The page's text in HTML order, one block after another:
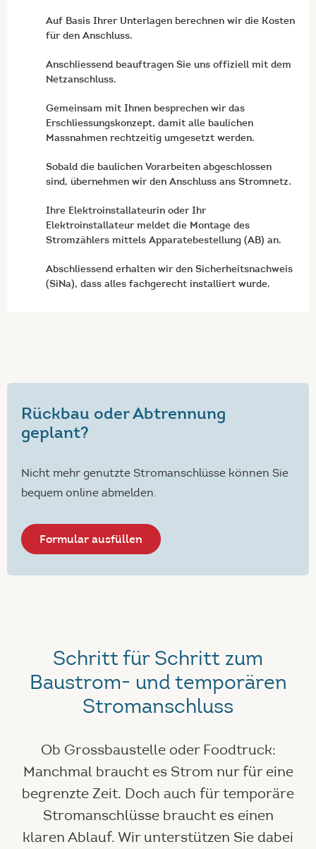
Auf Basis Ihrer Unterlagen berechnen wir die Kosten
für den Anschluss.
Anschliessend beauftragen Sie uns offiziell mit dem
Netzanschluss.
Gemeinsam mit Ihnen besprechen wir das
Erschliessungskonzept, damit alle baulichen
Massnahmen rechtzeitig umgesetzt werden.
Sobald die baulichen Vorarbeiten abgeschlossen
sind, übernehmen wir den Anschluss ans Stromnetz.
Ihre Elektroinstallateurin oder Ihr
Elektroinstallateur meldet die Montage des
Stromzählers mittels Apparatebestellung (AB) an.
Abschliessend erhalten wir den Sicherheitsnachweis
(SiNa), dass alles fachgerecht installiert wurde.
Rückbau oder Abtrennung
geplant?
Nicht mehr genutzte Stromanschlüsse können Sie
bequem online abmelden
Formular ausfüllen
Schritt für Schritt zum
Baustrom- und temporären
Stromanschluss
Ob Grossbaustelle oder Foodtruck:
Manchmal braucht es Strom nur für eine
begrenzte Zeit. Doch auch für temporäre
Stromanschlüsse braucht es einen
klaren Ablauf. Wir unterstützen Sie dabei